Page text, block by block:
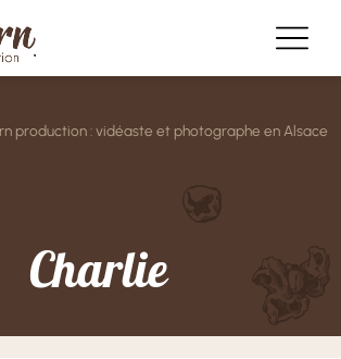
production : vidéaste et photographe en Alsace
Charlie